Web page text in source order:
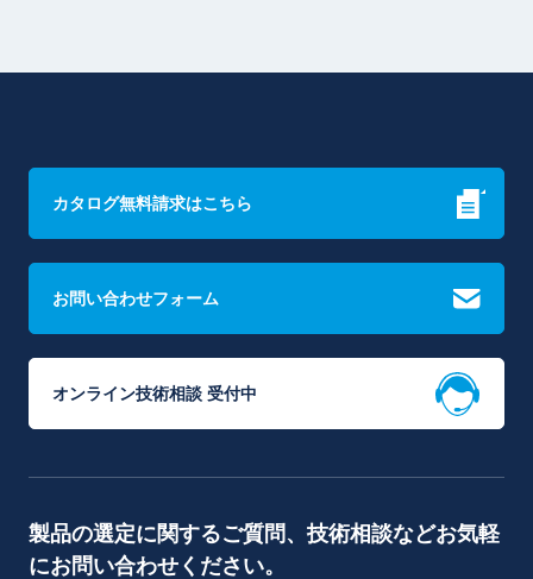
カタログ無料請求はこちら
お問い合わせフォーム
オンライン技術相談 受付中
製品の選定に関するご質問、技術相談などお気軽
にお問い合わせください。